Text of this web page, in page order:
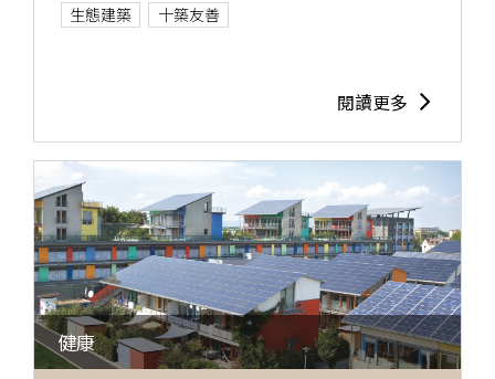
生態建築
十築友善
閱讀更多
健康